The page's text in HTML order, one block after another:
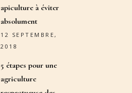
apiculture à éviter
absolument
12 SEPTEMBRE,
2018
5 étapes pour une
agriculture